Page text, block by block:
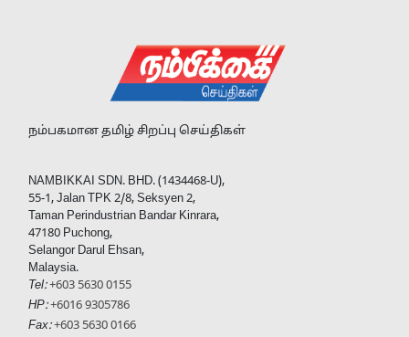
நம்பகமான தமிழ் சிறப்பு செய்திகள்
NAMBIKKAI SDN. BHD. (1434468-U),
55-1, Jalan TPK 2/8, Seksyen 2,
Taman Perindustrian Bandar Kinrara,
47180 Puchong,
Selangor Darul Ehsan,
Malaysia.
Tel:+603 5630 0155
HP:+6016 9305786
Fax: +603 5630 0166